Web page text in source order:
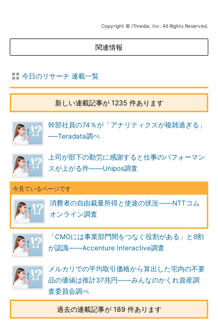
Copyright © ITmedia, Inc. All Rights Reserved.
関連情報
今日のリサーチ 連載一覧
新しい連載記事が 1235 件あります
幹部社員の74％が「アナリティクスが複雑過ぎる」
──Teradata調べ
上司が部下の勤労に感謝すると仕事のパフォーマン
スが上がる件――Unipos調査
消費者の自由裁量所得と使途の状況――NTTコム
オンライン調査
「CMOには事業部門間をつなぐ役割がある」と9割
が認識――Accenture Interactive調査
メルカリでの平均取引価格から算出した宅内の不要
品の価値は推計37兆円――みんなのかくれ資産調
査委員会調べ
過去の連載記事が 189 件あります